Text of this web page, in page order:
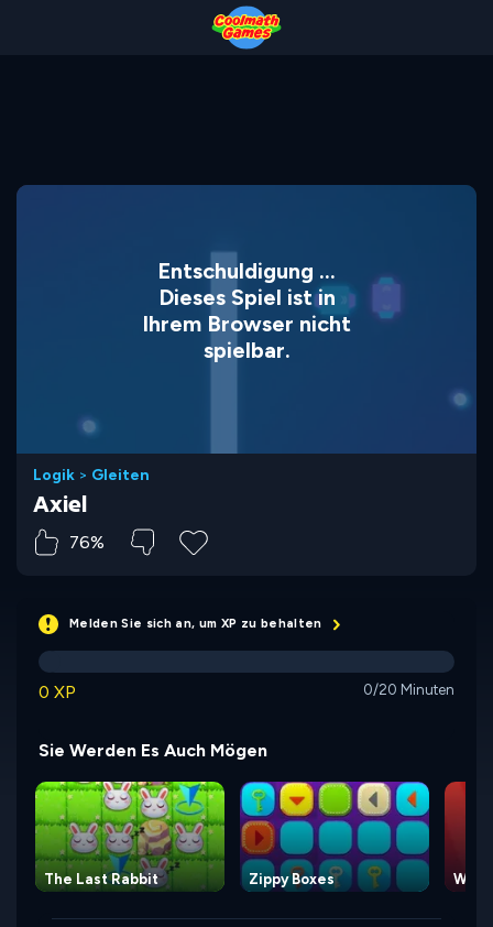
Entschuldigung ...
Dieses Spiel ist in
Ihrem Browser nicht
spielbar.
Logik > Gleiten
Axiel
76%
Melden Sie sich an, um XP zu behalten
0 XP 0/20 Minuten
Sie Werden Es Auch Mögen
The Last Rabbit Zippy Boxes Waty